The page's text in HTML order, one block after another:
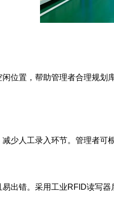
置，帮助管理者合理规划
人工录入环节。管理者可根
错。采用工业RFID读写器